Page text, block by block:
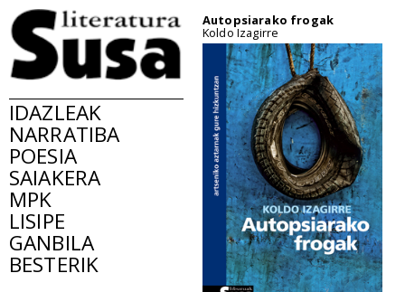
IDAZLEAK
NARRATIBA
POESIA
SAIAKERA
MPK
LISIPE
GANBILA
BESTERIK
Autopsiarako frogak
Koldo Izagirre